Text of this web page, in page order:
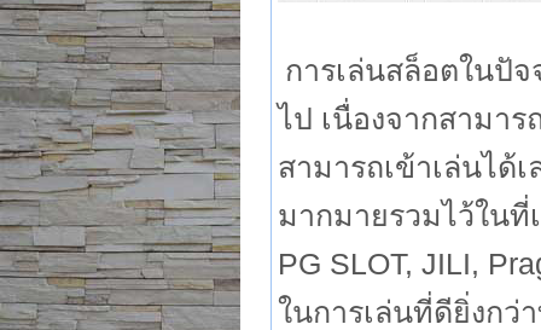
การเล่นสล็อตในปั
ไป เนื่องจากสามาร
สามารถเข้าเล่นได้
มากมายรวมไว้ใน
PG SLOT, JILI,
ในการเล่นที่ดียิ่งกว่